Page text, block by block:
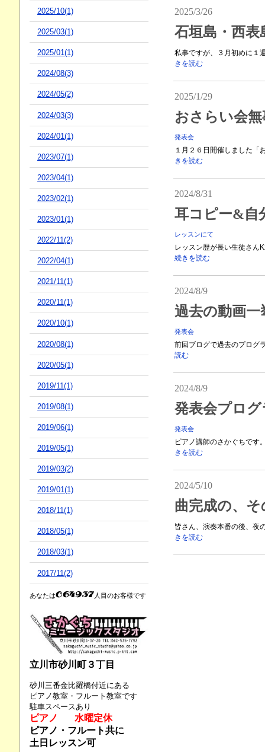
2025/3/26
石垣島・西表
私事ですが、３月初めに１
きを読む
2025/1/29
おさらい会
発表会
１月２６日開催しました「
きを読む
2024/8/31
耳コピー&自
レッスンにて
レッスン歴が長い生徒さん
続きを読む
2024/8/9
過去の動画一
発表会
前回ブログで過去のプログ
読む
2024/8/9
発表会プロ
発表会
ピアノ講師のさかぐちです
きを読む
2024/5/10
曲完成の、
皆さん、演奏本番の後、夜
きを読む
2025/10(1)
2025/03(1)
2025/01(1)
2024/08(3)
2024/05(2)
2024/03(3)
2024/01(1)
2023/07(1)
2023/04(1)
2023/02(1)
2023/01(1)
2022/11(2)
2022/04(1)
2021/11(1)
2020/11(1)
2020/10(1)
2020/08(1)
2020/05(1)
2019/11(1)
2019/08(1)
2019/06(1)
2019/05(1)
2019/03(2)
2019/01(1)
2018/11(1)
2018/05(1)
2018/03(1)
2017/11(2)
あなたは 人目のお客様です
立川市砂川町３丁目
砂川三番金比羅橋付近にある
ピアノ教室・フルート教室です
駐車スペースあり
ピアノ 水曜定休
ピアノ・フルート共に
土日レッスン可